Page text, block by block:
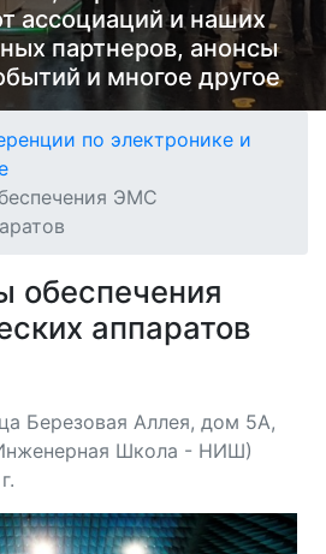
ассоциаций и наших
партнеров, анонсы
и многое другое
по электронике и
ЭМС
обеспечения
аппаратов
Березовая Аллея, дом 5А,
Школа - НИШ)